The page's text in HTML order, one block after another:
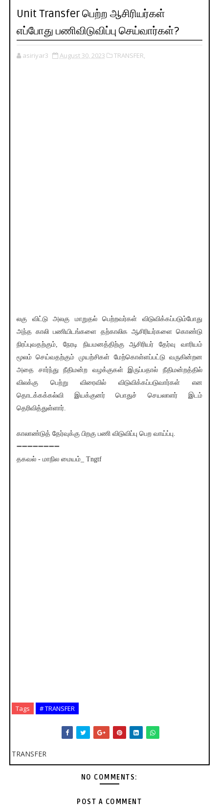
Unit Transfer பெற்ற ஆசிரியர்கள்
எப்போது பணிவிடுவிப்பு செய்வார்கள்?
asiriyar3 August 30, 2023 TRANSFER,
லகு விட்டு அலகு மாறுதல் பெற்றவர்கள் விடுவிக்கப்படும்போது
அந்த காலி பணியிடங்களை தற்காலிக ஆசிரியர்களை கொண்டு
நிரப்புவதற்கும், நேரடி நியமனத்திற்கு ஆசிரியர் தேர்வு வாரியம்
மூலம் செய்வதற்கும் முயற்சிகள் மேற்கொள்ளப்பட்டு வருகின்றன
அதை சார்ந்து நீதிமன்ற வழக்குகள் இருப்பதால் நீதிமன்றத்தில்
விலக்கு பெற்று விரைவில் விடுவிக்கப்படுவார்கள் என
தொடக்கக்கல்வி இயக்குனர் பொதுச் செயலாளர் இடம்
தெரிவித்துள்ளார்.
காலாண்டுத் தேர்வுக்கு பிறகு பணி விடுவிப்பு பெற வாய்ப்பு.
➖➖➖➖➖➖➖➖
தகவல் - மாநில மையம்_ Tngtf
Tags # TRANSFER
TRANSFER
NO COMMENTS:
POST A COMMENT